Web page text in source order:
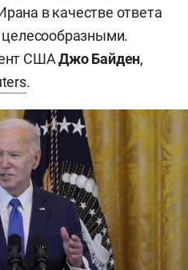
в качестве ответа
целесообразными.
СШАДжо Байден,
.